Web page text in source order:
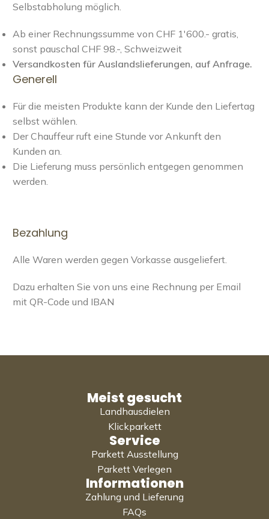
Selbstabholung möglich.
Ab einer Rechnungssumme von CHF 1'600.- gratis,
sonst pauschal CHF 98.-, Schweizweit
Versandkosten für Auslandslieferungen, auf Anfrage.
Generell
Für die meisten Produkte kann der Kunde den Liefertag
selbst wählen.
Der Chauffeur ruft eine Stunde vor Ankunft den
Kunden an.
Die Lieferung muss persönlich entgegen genommen
werden.
Bezahlung
Alle Waren werden gegen Vorkasse ausgeliefert.
Dazu erhalten Sie von uns eine Rechnung per Email
mit QR-Code und IBAN
Meist gesucht
Landhausdielen
Klickparkett
Service
Parkett Ausstellung
Parkett Verlegen
Informationen
Zahlung und Lieferung
FAQs